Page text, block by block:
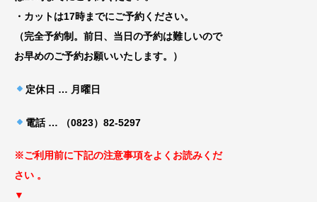
・カットは17時までにご予約ください。
（完全予約制。前日、当日の予約は難しいので
お早めのご予約お願いいたします。）
定休日 … 月曜日
電話 … （0823）82-5297
※ご利用前に下記の注意事項をよくお読みくだ
さい 。
▼